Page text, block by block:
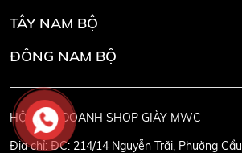
TÂY NAM BỘ
ĐÔNG NAM BỘ
HỘ KINH DOANH SHOP GIÀY MWC
Địa chỉ: ĐC: 214/14 Nguyễn Trãi, Phường